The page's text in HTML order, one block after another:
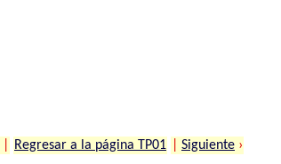
Regresar a la página TP01 Siguiente ›